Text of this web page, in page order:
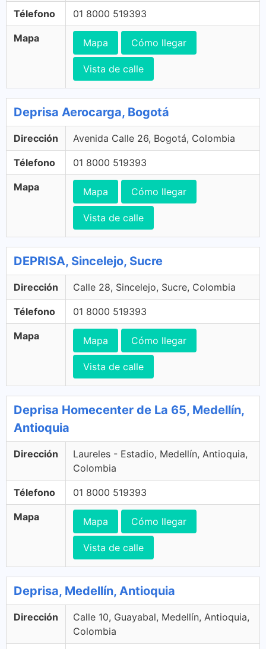
Télefono 01 8000 519393
Mapa Mapa Cómo llegar
Vista de calle
Deprisa Aerocarga, Bogotá
Dirección Avenida Calle 26, Bogotá, Colombia
Télefono 01 8000 519393
Mapa Mapa Cómo llegar
Vista de calle
DEPRISA, Sincelejo, Sucre
Dirección Calle 28, Sincelejo, Sucre, Colombia
Télefono 01 8000 519393
Mapa Mapa Cómo llegar
Vista de calle
Deprisa Homecenter de La 65, Medellín,
Antioquia
Dirección
Laureles - Estadio, Medellín, Antioquia,
Colombia
Télefono 01 8000 519393
Mapa Mapa Cómo llegar
Vista de calle
Deprisa, Medellín, Antioquia
Dirección
Calle 10, Guayabal, Medellín, Antioquia,
Colombia